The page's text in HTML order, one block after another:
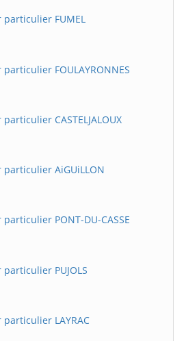
FUMEL
FOULAYRONNES
CASTELJALOUX
AiGUiLLON
PONT-DU-CASSE
PUJOLS
LAYRAC